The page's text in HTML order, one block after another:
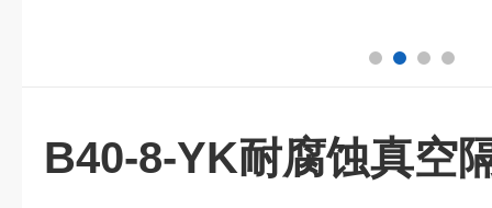
B40-8-YK耐腐蚀真空